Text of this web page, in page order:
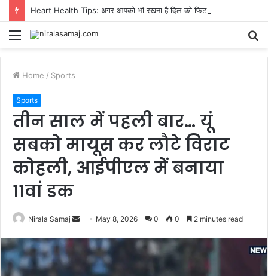
Menu
Home / Sports
Sports
तीन साल में पहली बार… यूं
सबको मायूस कर लौटे विराट
कोहली, आईपीएल में बनाया
11वां डक
Nirala Samaj
Send
email
May 8, 2026 0 0 2 minutes read